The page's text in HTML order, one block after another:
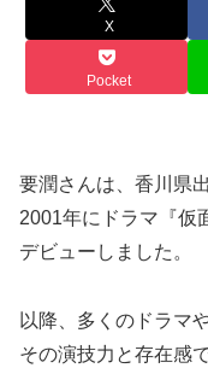
X
Pocket
要潤さんは、香川県
2001年にドラマ『仮
デビューしました。
以降、多くのドラマ
その演技力と存在感